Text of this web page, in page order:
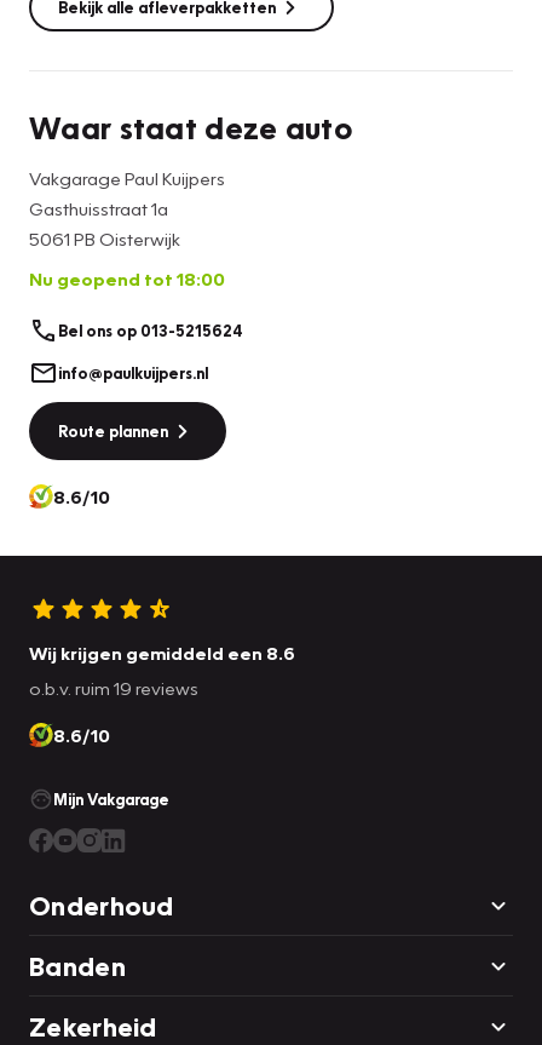
Bekijk alle afleverpakketten
Waar staat deze auto
Vakgarage Paul Kuijpers
Gasthuisstraat 1a
5061 PB Oisterwijk
Nu geopend tot 18:00
Bel ons op 013-5215624
info@paulkuijpers.nl
Route plannen
8.6/10
Wij krijgen gemiddeld een 8.6
o.b.v. ruim 19 reviews
8.6/10
Mijn Vakgarage
Onderhoud
Banden
Zekerheid